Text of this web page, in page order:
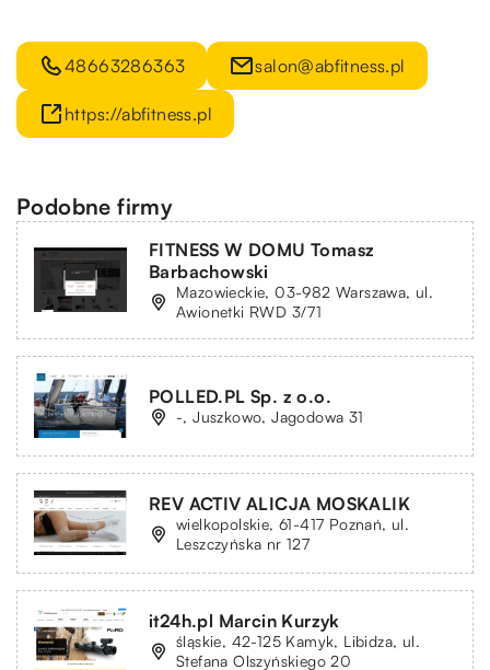
48663286363 salon@abfitness.pl
https://abfitness.pl
Podobne firmy
FITNESS W DOMU Tomasz
Barbachowski
Mazowieckie, 03-982 Warszawa, ul.
Awionetki RWD 3/71
POLLED.PL Sp. z o.o.
-, Juszkowo, Jagodowa 31
REV ACTIV ALICJA MOSKALIK
wielkopolskie, 61-417 Poznań, ul.
Leszczyńska nr 127
it24h.pl Marcin Kurzyk
śląskie, 42-125 Kamyk, Libidza, ul.
Stefana Olszyńskiego 20